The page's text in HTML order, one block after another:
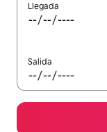
Llegada
Salida